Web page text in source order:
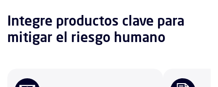
Integre productos clave para
mitigar el riesgo humano